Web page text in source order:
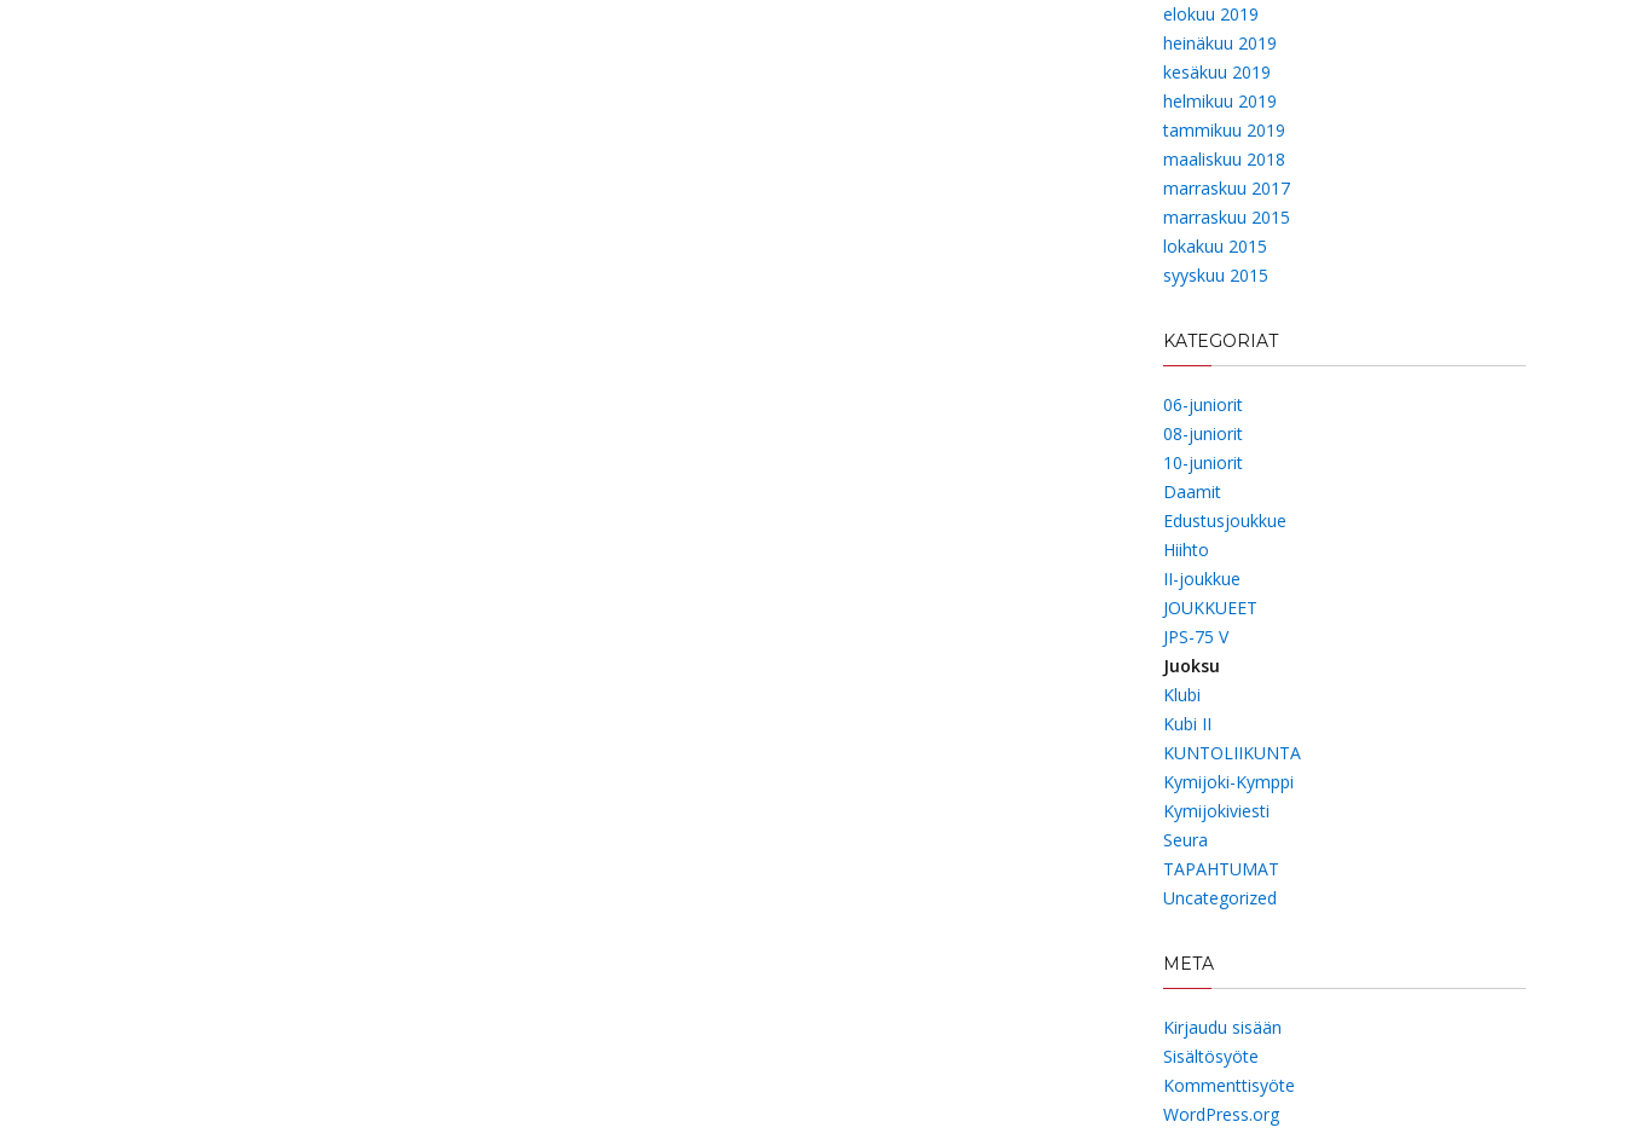
elokuu 2019
heinäkuu 2019
kesäkuu 2019
helmikuu 2019
tammikuu 2019
maaliskuu 2018
marraskuu 2017
marraskuu 2015
lokakuu 2015
syyskuu 2015
KATEGORIAT
06-juniorit
08-juniorit
10-juniorit
Daamit
Edustusjoukkue
Hiihto
II-joukkue
JOUKKUEET
JPS-75 V
Juoksu
Klubi
Kubi II
KUNTOLIIKUNTA
Kymijoki-Kymppi
Kymijokiviesti
Seura
TAPAHTUMAT
Uncategorized
META
Kirjaudu sisään
Sisältösyöte
Kommenttisyöte
WordPress.org